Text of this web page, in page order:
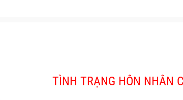
TÌNH TRẠNG HÔN NHÂN